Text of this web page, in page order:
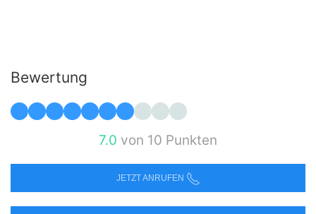
Bewertung
7.0 von 10 Punkten
JETZT ANRUFEN